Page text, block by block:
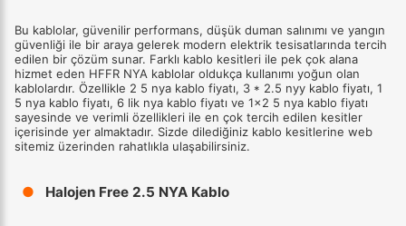
Bu kablolar, güvenilir performans, düşük duman salınımı ve yangın
güvenliği ile bir araya gelerek modern elektrik tesisatlarında tercih
edilen bir çözüm sunar. Farklı kablo kesitleri ile pek çok alana
hizmet eden HFFR NYA kablolar oldukça kullanımı yoğun olan
kablolardır. Özellikle 2 5 nya kablo fiyatı, 3 * 2.5 nyy kablo fiyatı, 1
5 nya kablo fiyatı, 6 lik nya kablo fiyatı ve 1x2 5 nya kablo fiyatı
sayesinde ve verimli özellikleri ile en çok tercih edilen kesitler
içerisinde yer almaktadır. Sizde dilediğiniz kablo kesitlerine web
sitemiz üzerinden rahatlıkla ulaşabilirsiniz.
● Halojen Free 2.5 NYA Kablo